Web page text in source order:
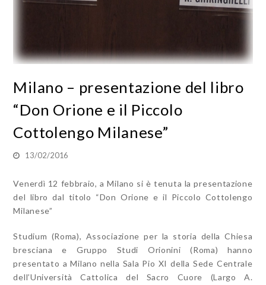
Milano – presentazione del libro
“Don Orione e il Piccolo
Cottolengo Milanese”
13/02/2016
Venerdì 12 febbraio, a Milano si è tenuta la presentazione
del libro dal titolo “Don Orione e il Piccolo Cottolengo
Milanese”
Studium (Roma), Associazione per la storia della Chiesa
bresciana e Gruppo Studi Orionini (Roma) hanno
presentato a Milano nella Sala Pio XI della Sede Centrale
dell’Università Cattolica del Sacro Cuore (Largo A.